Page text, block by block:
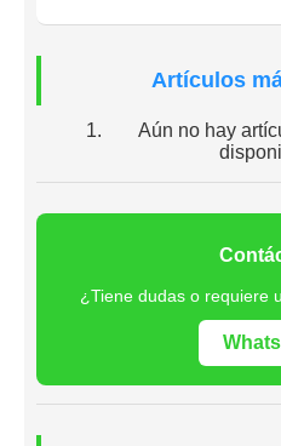
Artículos
Aún no hay
¿Tiene dudas o requiere